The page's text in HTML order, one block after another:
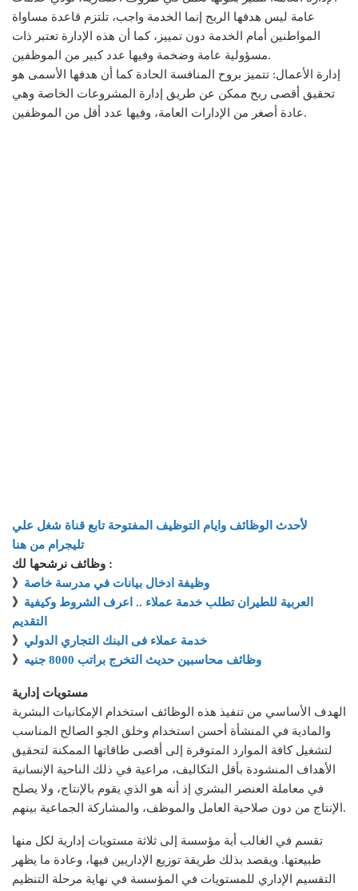
عامة ليس هدفها الربح إنما الخدمة واجب، تلتزم قاعدة مساواة
المواطنين أمام الخدمة دون تمييز، كما أن هذه الإدارة تعتبر ذات
مسؤولية عامة وضخمة وفيها عدد كبير من الموظفين.
إدارة الأعمال: تتميز بروح المنافسة الحادة كما أن هدفها الأسمى هو
تحقيق أقصى ربح ممكن عن طريق إدارة المشروعات الخاصة وهي
عادة أصغر من الإدارات العامة، وفيها عدد أقل من الموظفين.
لأحدث الوظائف وايام التوظيف المفتوحة تابع قناة شغل علي
تليجرام من هنا
وظائف نرشحها لك :
》 وظيفة ادخال بيانات في مدرسة خاصة
》 العربية للطيران تطلب خدمة عملاء .. اعرف الشروط وكيفية
التقديم
》 خدمة عملاء فى البنك التجاري الدولي
》
وظائف محاسبين حديث التخرج براتب 8000 جنيه
مستويات إدارية
الهدف الأساسي من تنفيذ هذه الوظائف استخدام الإمكانيات البشرية
والمادية في المنشأة أحسن استخدام وخلق الجو الصالح المناسب
لتشغيل كافة الموارد المتوفرة إلى أقصى طاقاتها الممكنة لتحقيق
الأهداف المنشودة بأقل التكاليف، مراعية في ذلك الناحية الإنسانية
في معاملة العنصر البشري إذ أنه هو الذي يقوم بالإنتاج، ولا يصلح
الإنتاج من دون صلاحية العامل والموظف، والمشاركة الجماعية بينهم.
تقسم في الغالب أية مؤسسة إلى ثلاثة مستويات إدارية لكل منها
طبيعتها. ويقصد بذلك طريقة توزيع الإداريين فيها، وعادة ما يظهر
التقسيم الإداري للمستويات في المؤسسة في نهاية مرحلة التنظيم